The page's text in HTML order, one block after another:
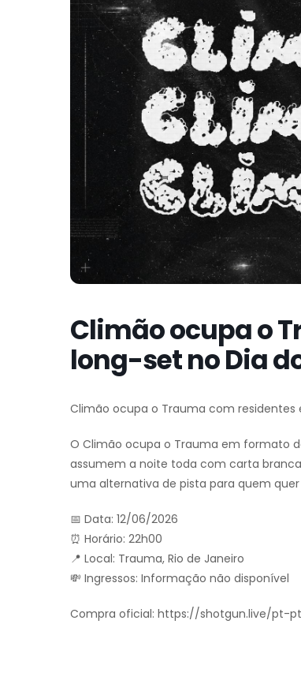
Climão ocupa o
long-set no Dia
Climão ocupa o Trauma com residentes
O Climão ocupa o Trauma em formato
assumem a noite toda com carta
uma alternativa de pista para quem
📅 Data: 12/06/2026
⏰ Horário: 22h00
📍 Local: Trauma, Rio de Janeiro
💸 Ingressos: Informação não disponível
Compra oficial: https://shotgun.live/pt-